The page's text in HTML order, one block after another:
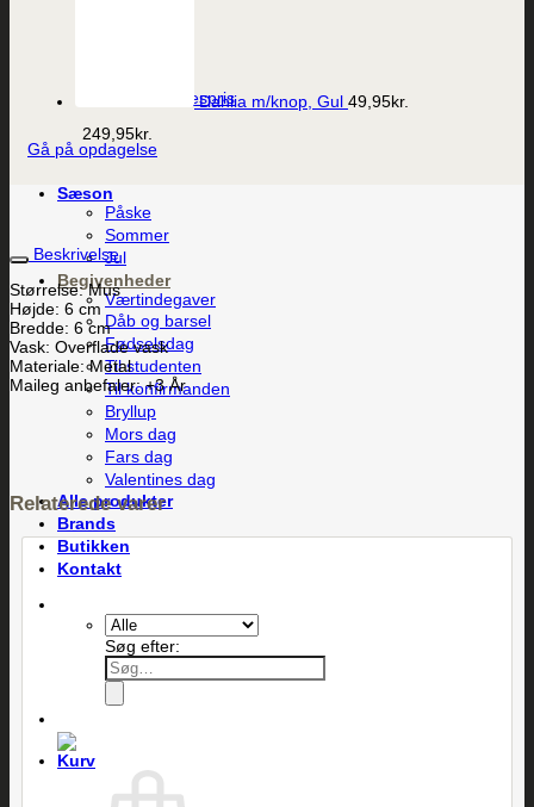
Porcelæns Ærespris
249,95kr.
Sæson
Påske
Sommer
Jul
Begivenheder
Værtindegaver
Dåb og barsel
Fødselsdag
Til studenten
Til konfirmanden
Bryllup
Mors dag
Fars dag
Valentines dag
Alle produkter
Brands
Butikken
Kontakt
Søg efter:
Dahlia m/knop, Gul 49,95kr.
Gå på opdagelse
Beskrivelse
Størrelse: Mus
Højde: 6 cm
Bredde: 6 cm
Vask: Overflade vask
Materiale: Metal
Maileg anbefaler: +3 År
Relaterede varer